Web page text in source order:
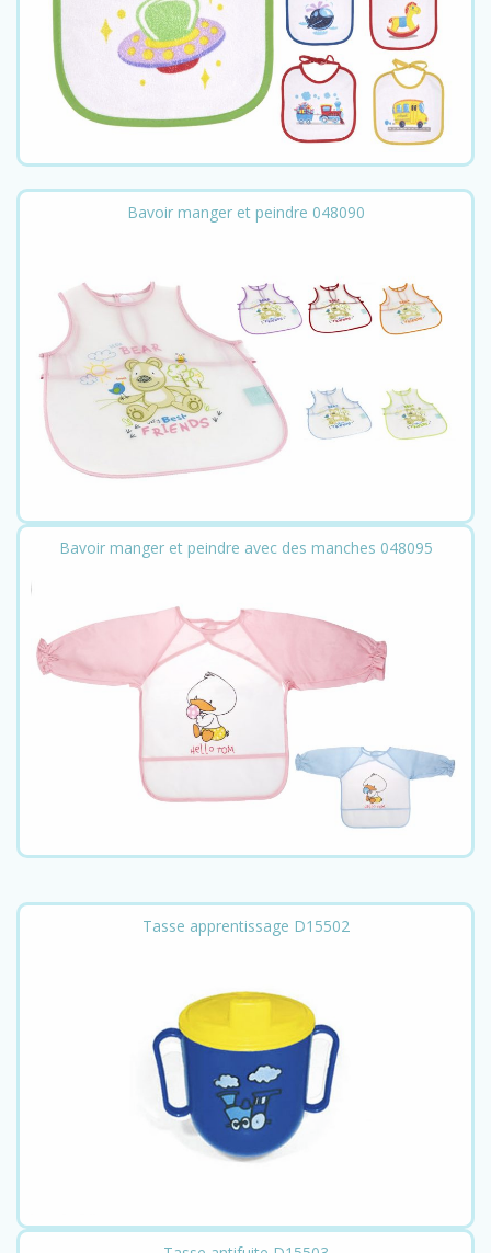
Bavoir manger et peindre 048090
Bavoir manger et peindre avec des manches 048095
Tasse apprentissage D15502